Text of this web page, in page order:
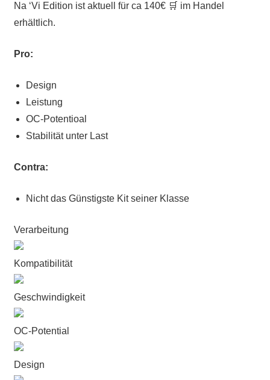
Na ‘Vi Edition ist aktuell für ca 140€ 🛒 im Handel
erhältlich.
Pro:
Design
Leistung
OC-Potentioal
Stabilität unter Last
Contra:
Nicht das Günstigste Kit seiner Klasse
Verarbeitung
Kompatibilität
Geschwindigkeit
OC-Potential
Design